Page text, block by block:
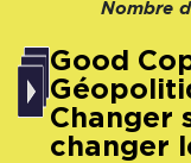
Nombre
Good Cop Bad Cop 21 –
Changer
changer